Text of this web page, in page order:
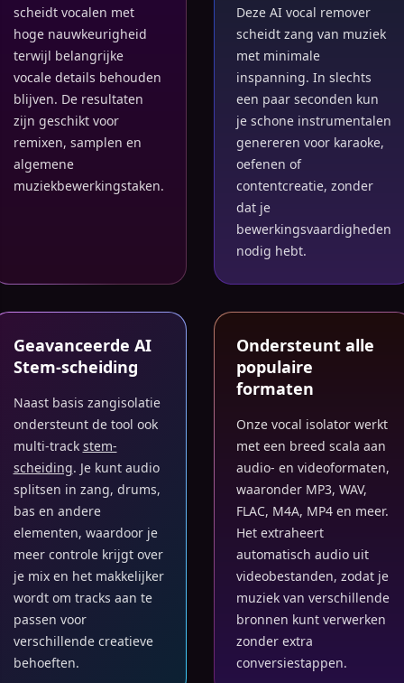
scheidt vocalen met
hoge nauwkeurigheid
terwijl belangrijke
vocale details behouden
blijven. De resultaten
zijn geschikt voor
remixen, samplen en
algemene
muziekbewerkingstaken.
Deze AI vocal remover
scheidt zang van muziek
met minimale
inspanning. In slechts
een paar seconden kun
je schone instrumentalen
genereren voor karaoke,
oefenen of
contentcreatie, zonder
dat je
bewerkingsvaardigheden
nodig hebt.
Geavanceerde AI
Stem-scheiding
Naast basis zangisolatie
ondersteunt de tool ook
multi-track stem-
scheiding. Je kunt audio
splitsen in zang, drums,
bas en andere
elementen, waardoor je
meer controle krijgt over
je mix en het makkelijker
wordt om tracks aan te
passen voor
verschillende creatieve
behoeften.
Ondersteunt alle
populaire
formaten
Onze vocal isolator werkt
met een breed scala aan
audio- en videoformaten,
waaronder MP3, WAV,
FLAC, M4A, MP4 en meer.
Het extraheert
automatisch audio uit
videobestanden, zodat je
muziek van verschillende
bronnen kunt verwerken
zonder extra
conversiestappen.